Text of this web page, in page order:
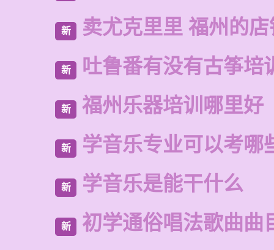
新 卖尤克里里 福州的店
新 吐鲁番有没有古筝培
新 福州乐器培训哪里好
新 学音乐专业可以考哪
新 学音乐是能干什么
新 初学通俗唱法歌曲曲